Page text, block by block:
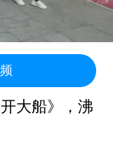
大船》，沸